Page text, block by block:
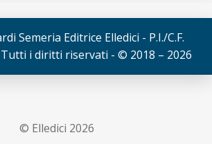
Semeria Editrice Elledici - P.I./C.F.
Tutti i diritti riservati - © 2018 – 2026
© Elledici 2026